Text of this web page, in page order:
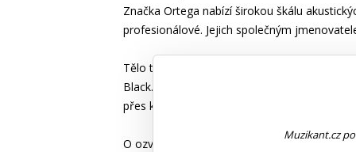
Značka Ortega nabízí širokou škálu
profesionálové. Jejich společným
Tělo této F mandolíny je zhotoveno z
Black. K javorovému krku se saténovým
přes kobylku z palisandru v chromovaných
O ozvučení mandolíny se stará
Muzikant.cz